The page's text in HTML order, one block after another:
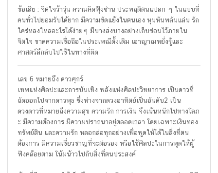
ข้อเสีย : จิตใจว้าวุ่น ความคิดฟุ้งซ่าน ประพฤติตนแปลก ๆ ในแบบที่
คนทั่วไปยอมรับได้ยาก มีความขัดแย้งในตนเอง หุนหันพลันแล่น รัก
ใคร่หลงใหลอะไรได้ง่ายๆ มีบางส่งบางอย่างเก็บซ่อนไว้ภายใน
จิตใจ ขาดความเชื่อถือในประเพณีดั้งเดิม เอาญาณหยั่งรู้และ
ศาสตร์ลึกลับไปใช้ในทางที่ผิด
เลข 6 หมายถึง ดาวศุกร์
เทพแห่งศิลปะและการบันเทิง พลังแห่งศิลปะวิทยาการ เป็นดาวที่
ถัดออกไปจากดาวพุธ ซึ่งห่างจากดวงอาทิตย์เป็นอันดับ2 เป็น
ดวงดาวที่หมายถึงความสุข ความรัก การเงิน จึงเน้นหนักไปทางโลภ
ะ มีความต้องการ มีความปราถนาอยู่ตลอดเวลา โดยเฉพาะเงินทอง
ทรัพย์สิน และความรัก หลอกล่อทุกอย่างเพื่อพูดให้ได้ในสิ่งที่ตน
ต้องการ มีความเชี่ยวชาญที่จะต่อรอง หรือใช้ศิลปะในการพูดให้ผู้
ฟังคล้อยตาม โน้มน้าวไปกับสิ่งที่ตนประสงค์